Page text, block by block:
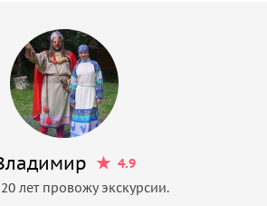
4.9
лет провожу экскурсии.